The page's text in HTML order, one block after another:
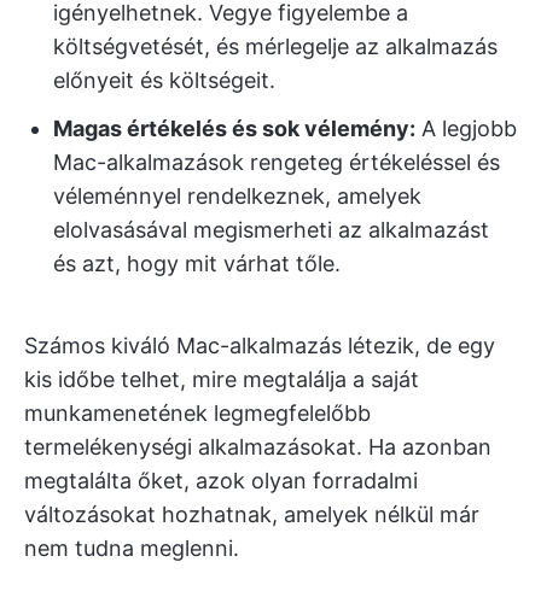
igényelhetnek. Vegye figyelembe a
költségvetését, és mérlegelje az alkalmazás
előnyeit és költségeit.
Magas értékelés és sok vélemény: A legjobb
Mac-alkalmazások rengeteg értékeléssel és
véleménnyel rendelkeznek, amelyek
elolvasásával megismerheti az alkalmazást
és azt, hogy mit várhat tőle.
Számos kiváló Mac-alkalmazás létezik, de egy
kis időbe telhet, mire megtalálja a saját
munkamenetének legmegfelelőbb
termelékenységi alkalmazásokat. Ha azonban
megtalálta őket, azok olyan forradalmi
változásokat hozhatnak, amelyek nélkül már
nem tudna meglenni.